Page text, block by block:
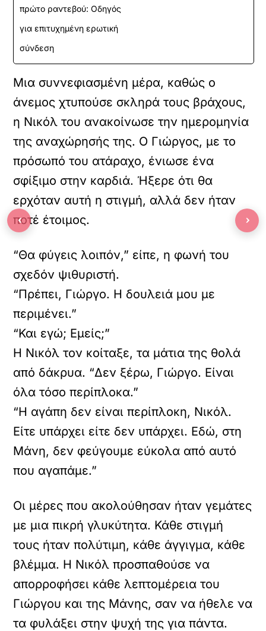
πρώτο ραντεβού: Οδηγός
για επιτυχημένη ερωτική
σύνδεση
Μια συννεφιασμένη μέρα, καθώς ο
άνεμος χτυπούσε σκληρά τους βράχους,
η Νικόλ του ανακοίνωσε την ημερομηνία
της αναχώρησής της. Ο Γιώργος, με το
πρόσωπό του ατάραχο, ένιωσε ένα
σφίξιμο στην καρδιά. Ήξερε ότι θα
ερχόταν αυτή η στιγμή, αλλά δεν ήταν
ποτέ έτοιμος.
“Θα φύγεις λοιπόν,” είπε, η φωνή του
σχεδόν ψιθυριστή.
“Πρέπει, Γιώργο. Η δουλειά μου με
περιμένει.”
“Και εγώ; Εμείς;”
Η Νικόλ τον κοίταξε, τα μάτια της θολά
από δάκρυα. “Δεν ξέρω, Γιώργο. Είναι
όλα τόσο περίπλοκα.”
“Η αγάπη δεν είναι περίπλοκη, Νικόλ.
Είτε υπάρχει είτε δεν υπάρχει. Εδώ, στη
Μάνη, δεν φεύγουμε εύκολα από αυτό
που αγαπάμε.”
Οι μέρες που ακολούθησαν ήταν γεμάτες
με μια πικρή γλυκύτητα. Κάθε στιγμή
τους ήταν πολύτιμη, κάθε άγγιγμα, κάθε
βλέμμα. Η Νικόλ προσπαθούσε να
απορροφήσει κάθε λεπτομέρεια του
Γιώργου και της Μάνης, σαν να ήθελε να
τα φυλάξει στην ψυχή της για πάντα.
‹ ›